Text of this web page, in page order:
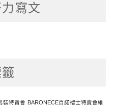
寫文
裝特賣會 BARONECE百諾禮士特賣會維